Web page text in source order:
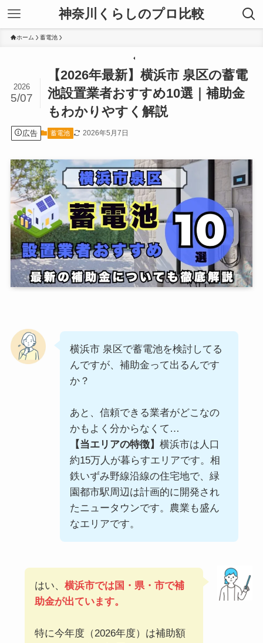
神奈川くらしのプロ比較
ホーム 蓄電池
【2026年最新】横浜市 泉区の蓄電
池設置業者おすすめ10選｜補助金
もわかりやすく解説
2026
5/07
広告 蓄電池 2026年5月7日
横浜市 泉区で蓄電池を検討してる
んですが、補助金って出るんです
か？
あと、信頼できる業者がどこなの
かもよく分からなくて…
【当エリアの特徴】 横浜市は人口
約15万人が暮らすエリアです。相
鉄いずみ野線沿線の住宅地で、緑
園都市駅周辺は計画的に開発され
たニュータウンです。農業も盛ん
なエリアです。
はい、 横浜市では国・県・市で補
助金が出ています。
特に今年度（2026年度）は補助額